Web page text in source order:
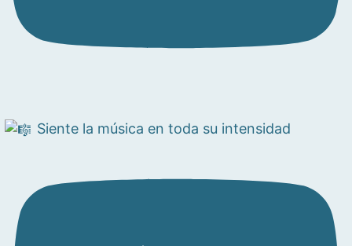
Siente la música en toda su intensidad